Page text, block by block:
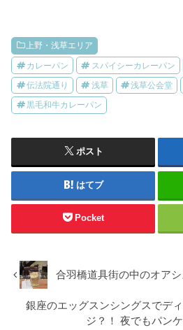
上野・浅草エリア
カレーパン スパイシーカレーパン
伝法院通り 浅草 浅草公会堂
黒毛和牛カレーパン
ポスト
はてブ
Pocket
合羽橋道具街の中のオアシ
銀座のエッグスンシングスでデ
ジ？！ 夜でもパン